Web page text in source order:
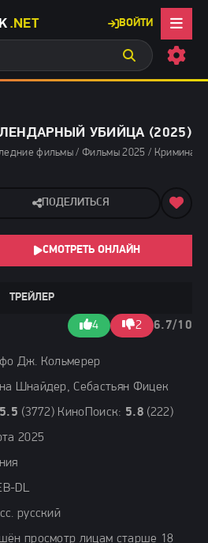
.NET ВОЙТИ
УБИЙЦА (2025)
фильмы / Фильмы 2025 /
Дж. Кольмерер
Шнайдер, Себастьян Фицек
5.5 (3772) КиноПоиск: 5.8(222)
2025
DL
русский
просмотр лицам старше 18
ТРЕЙЛЕР
4 2 6.7/10
ПОДЕЛИТЬСЯ
СМОТРЕТЬ ОНЛАЙН